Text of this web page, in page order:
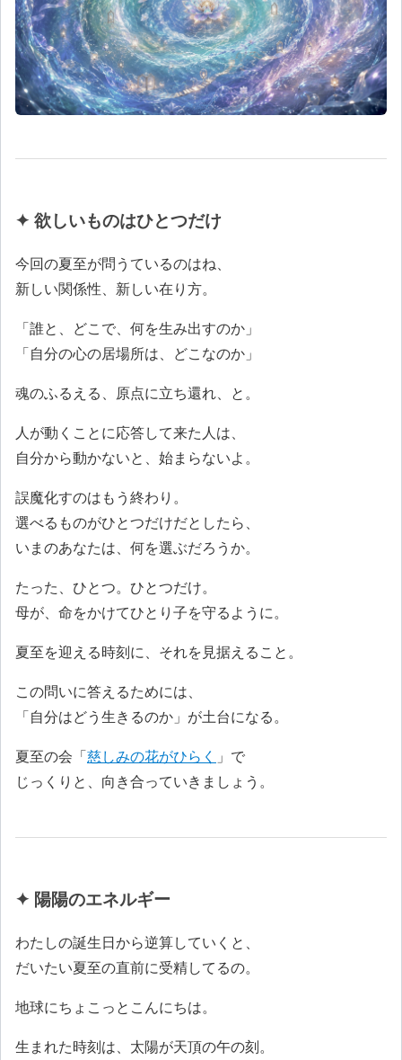
✦ 欲しいものはひとつだけ
今回の夏至が問うているのはね、
新しい関係性、新しい在り方。
「誰と、どこで、何を生み出すのか」
「自分の心の居場所は、どこなのか」
魂のふるえる、原点に立ち還れ、と。
人が動くことに応答して来た人は、
自分から動かないと、始まらないよ。
誤魔化すのはもう終わり。
選べるものがひとつだけだとしたら、
いまのあなたは、何を選ぶだろうか。
たった、ひとつ。ひとつだけ。
母が、命をかけてひとり子を守るように。
夏至を迎える時刻に、それを見据えること。
この問いに答えるためには、
「自分はどう生きるのか」が土台になる。
夏至の会「慈しみの花がひらく 」で
じっくりと、向き合っていきましょう。
✦ 陽陽のエネルギー
わたしの誕生日から逆算していくと、
だいたい夏至の直前に受精してるの。
地球にちょこっとこんにちは。
生まれた時刻は、太陽が天頂の午の刻。